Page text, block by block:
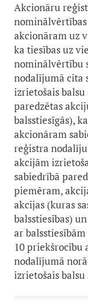
Akcionāru
nominālvērtības
akcionāram uz
ka tiesības uz
nominālvērtību
nodalījumā cita
izrietošais
paredzētas
balsstiesīgās),
akcionāram
reģistra
akcijām
sabiedrībā
piemēram,
akcijas (kuras
balsstiesības)
ar
10 priekšrocību
nodalījumā
izrietošais balsu